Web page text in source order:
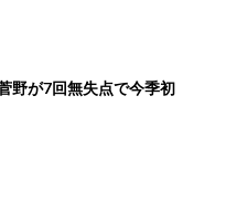
野が7回無失点で今季初